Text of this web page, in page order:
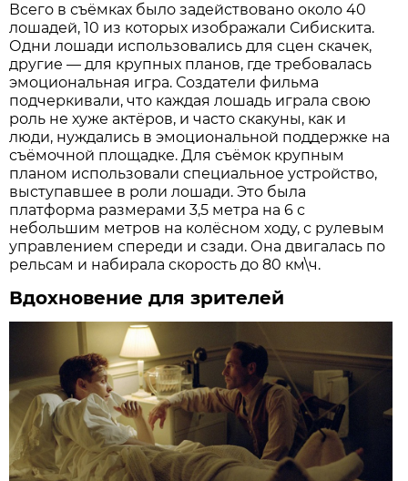
Всего в съёмках было задействовано около 40
лошадей, 10 из которых изображали Сибискита.
Одни лошади использовались для сцен скачек,
другие — для крупных планов, где требовалась
эмоциональная игра. Создатели фильма
подчеркивали, что каждая лошадь играла свою
роль не хуже актёров, и часто скакуны, как и
люди, нуждались в эмоциональной поддержке на
съёмочной площадке. Для съёмок крупным
планом использовали специальное устройство,
выступавшее в роли лошади. Это была
платформа размерами 3,5 метра на 6 с
небольшим метров на колёсном ходу, с рулевым
управлением спереди и сзади. Она двигалась по
рельсам и набирала скорость до 80 км\ч.
Вдохновение длязрителей